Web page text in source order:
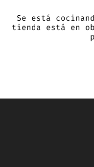
Se está
tienda está en